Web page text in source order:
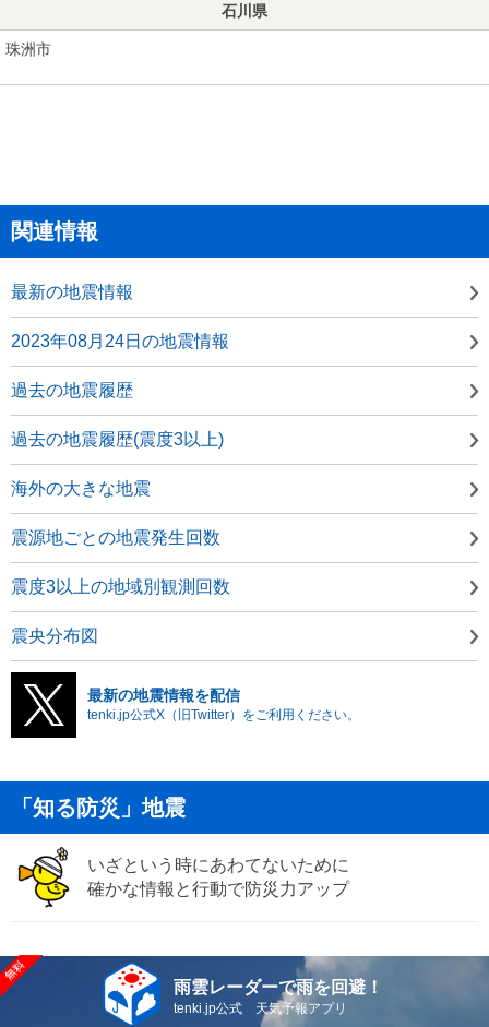
石川県
珠洲市
関連情報
最新の地震情報
2023年08月24日の地震情報
過去の地震履歴
過去の地震履歴(震度3以上)
海外の大きな地震
震源地ごとの地震発生回数
震度3以上の地域別観測回数
震央分布図
最新の地震情報を配信
tenki.jp公式X（旧Twitter）をご利用ください。
「知る防災」地震
いざという時にあわてないために
確かな情報と行動で防災力アップ
雨雲レーダーで雨を回避！
tenki.jp公式 天気予報アプリ